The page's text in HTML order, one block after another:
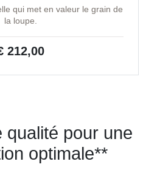
qui met en valeur le grain de
la loupe.
212,00
qualité pour une
optimale**